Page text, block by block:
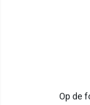
Op de